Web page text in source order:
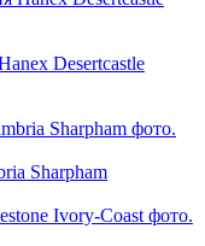
Desertcastle
Sharpham